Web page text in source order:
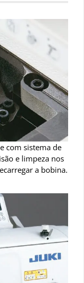
com sistema de
e limpeza nos
a bobina.